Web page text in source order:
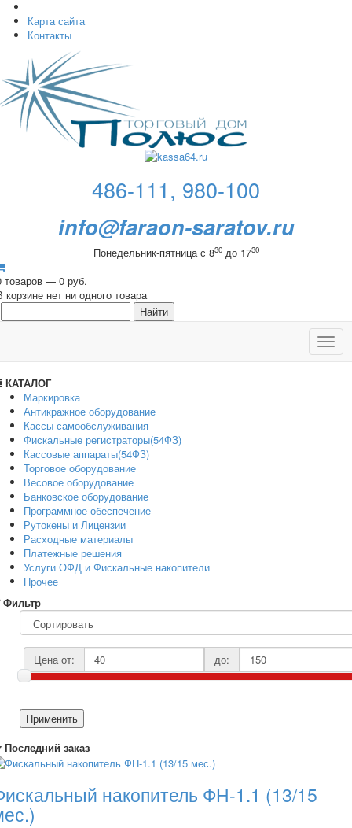
Карта сайта
Контакты
486-111, 980-100
info@faraon-saratov.ru
Понедельник-пятница с 830до 1730
товаров — 0 руб.
корзине нет ни одного товара
КАТАЛОГ
Маркировка
Антикражное оборудование
Кассы самообслуживания
Фискальные регистраторы(54ФЗ)
Кассовые аппараты(54ФЗ)
Торговое оборудование
Весовое оборудование
Банковское оборудование
Программное обеспечение
Рутокены и Лицензии
Расходные материалы
Платежные решения
Услуги ОФД и Фискальные накопители
Прочее
Фильтр
Цена от: до:
Применить
Последний заказ
накопитель ФН-1.1 (13/15